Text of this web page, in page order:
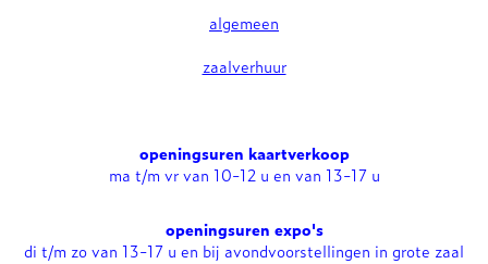
algemeen
zaalverhuur
openingsuren kaartverkoop
ma t/m vr van 10-12 u en van 13-17 u
openingsuren expo's
di t/m zo van 13-17 u en bij avondvoorstellingen in grote zaal